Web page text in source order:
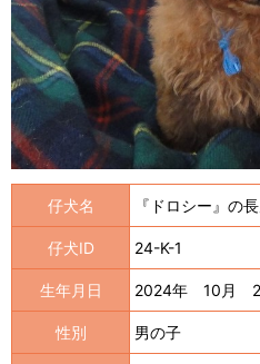
仔犬名 『ドロシー』の
仔犬ID 24-K-1
生年月日 2024年 10月
性別 男の子